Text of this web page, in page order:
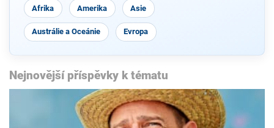
Afrika Amerika Asie
Austrálie a Oceánie Evropa
Nejnovější příspěvky k tématu